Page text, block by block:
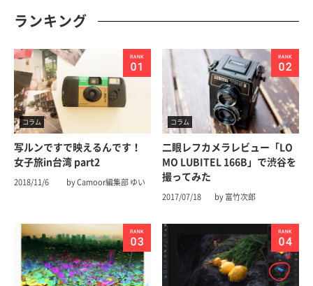
ランキング
コラム
写ルンですで映えるんです！
女子旅in台湾 part2
2018/11/6 by Camoor編集部 ゆい
コラム
二眼レフカメラレビュー「LO
MO LUBITEL 166B」で渋谷を
撮ってみた
2017/07/18 by 富竹次郎